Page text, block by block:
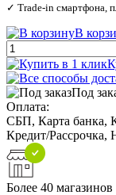
✓ Trade‑in смартфона,
В
Под
Оплата:
СБП, Карта банка,
Кредит/Рассрочка,
Более 40